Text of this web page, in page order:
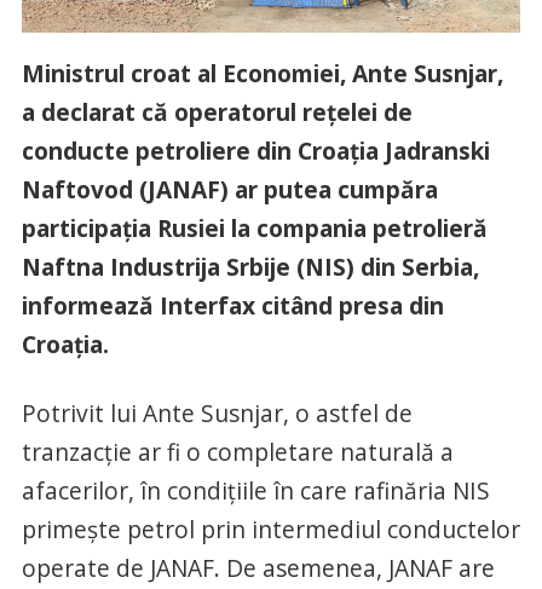
Ministrul croat al Economiei, Ante Susnjar,
a declarat că operatorul reţelei de
conducte petroliere din Croaţia Jadranski
Naftovod (JANAF) ar putea cumpăra
participaţia Rusiei la compania petrolieră
Naftna Industrija Srbije (NIS) din Serbia,
informează Interfax citând presa din
Croaţia.
Potrivit lui Ante Susnjar, o astfel de
tranzacţie ar fi o completare naturală a
afacerilor, în condiţiile în care rafinăria NIS
primeşte petrol prin intermediul conductelor
operate de JANAF. De asemenea, JANAF are